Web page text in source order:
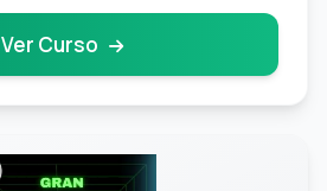
Ver Curso